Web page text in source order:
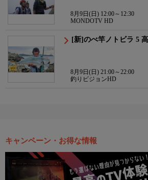
8月9日(日) 12:00～12:30
MONDOTV HD
[新]のべ竿ノトビラ 5
8月9日(日) 21:00～22:00
釣りビジョンHD
キャンペーン・お得な情報